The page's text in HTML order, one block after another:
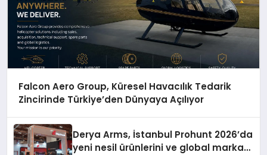
Falcon Aero Group, Küresel Havacılık Tedarik
Zincirinde Türkiye’den Dünyaya Açılıyor
Derya Arms, İstanbul Prohunt 2026’da
yeni nesil ürünlerini ve global marka